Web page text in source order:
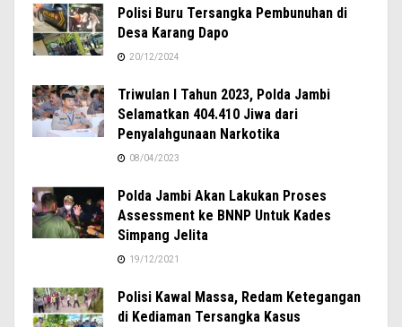
Polisi Buru Tersangka Pembunuhan di
Desa Karang Dapo
20/12/2024
Triwulan I Tahun 2023, Polda Jambi
Selamatkan 404.410 Jiwa dari
Penyalahgunaan Narkotika
08/04/2023
Polda Jambi Akan Lakukan Proses
Assessment ke BNNP Untuk Kades
Simpang Jelita
19/12/2021
Polisi Kawal Massa, Redam Ketegangan
di Kediaman Tersangka Kasus